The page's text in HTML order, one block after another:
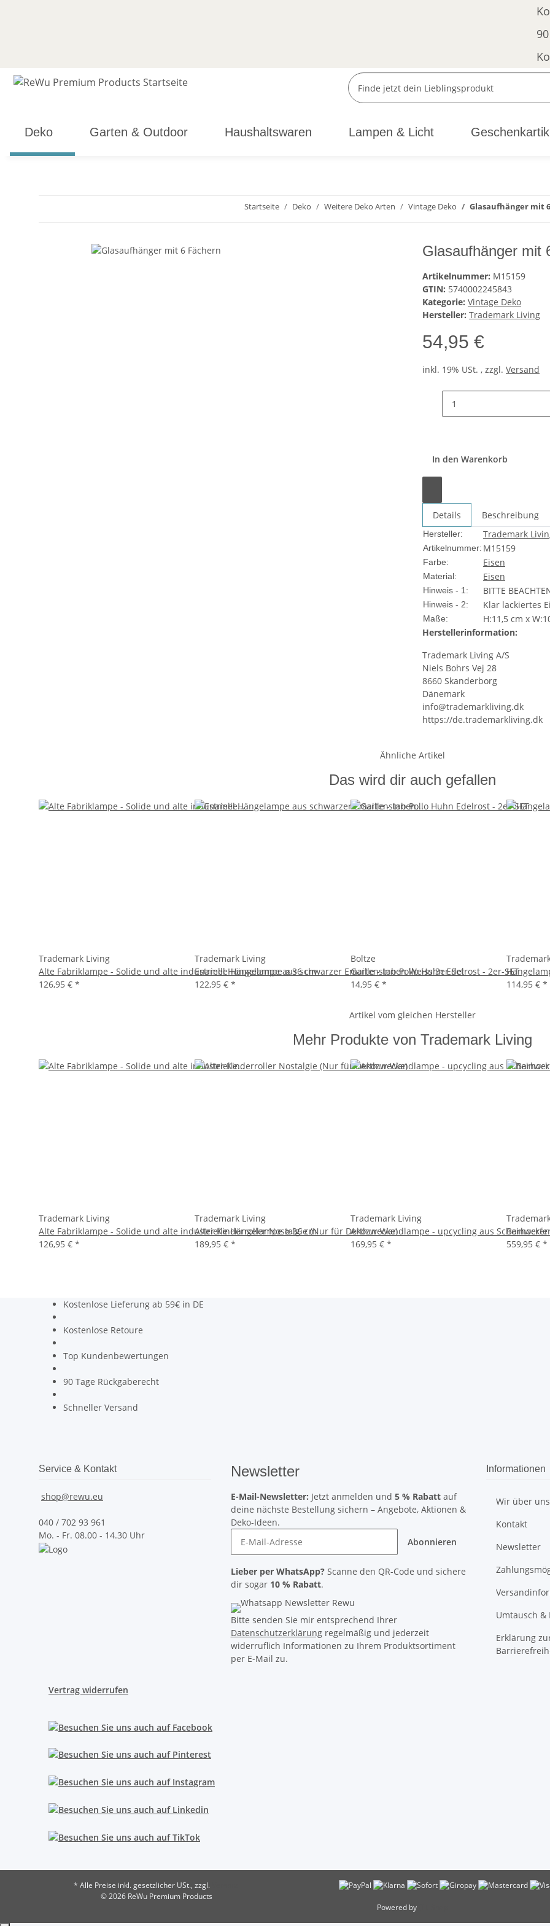
Deko Garten & Outdoor Haushaltswaren Lampen & Licht
Startseite Deko Weitere Deko Arten Vintage Deko Glasaufhänger mit
Glasaufhänger mit
Artikelnummer: M15159
GTIN: 5740002245843
Kategorie: Vintage Deko
Hersteller: Trademark Living
54,95 €
inkl. 19% USt. , zzgl. Versand
In den Warenkorb
Details Beschreibung
Hersteller: Trademark
Artikelnummer: M15159
Farbe: Eisen
Material: Eisen
Hinweis - 1: BITTE
Hinweis - 2: Klar lackiertes
Maße:
H:11,5 cm x
Herstellerinformation:
Trademark Living A/S
Niels Bohrs Vej 28
8660 Skanderborg
Dänemark
info@trademarkliving.dk
https://de.trademarkliving.dk
Ähnliche Artikel
Das wird dir auch gefallen
Trademark Living
Alte Fabriklampe - Solide und alte industrielle Hängelampe ⌀ 36 cm
126,95 € *
Trademark Living
Enamel Hängelampe aus schwarzer Emaille - Innen Weiss 3er Set
122,95 € *
Boltze
Gartenstab Pollo Huhn Edelrost - 2er-SET
14,95 € *
114,95 € *
Artikel vom gleichen Hersteller
Mehr Produkte von Trademark Living
Trademark Living
Alte Fabriklampe - Solide und alte industrielle Hängelampe ⌀ 36 cm
126,95 € *
Trademark Living
Alter Kinderroller Nostalgie (Nur für Dekozwecke)
189,95 € *
Trademark Living
Arthur Wandlampe - upcycling aus
169,95 € *
559,95 € *
Kostenlose Lieferung ab 59€ in DE
Kostenlose Retoure
Top Kundenbewertungen
90 Tage Rückgaberecht
Schneller Versand
Service & Kontakt
shop@rewu.eu
040 / 702 93 961
Mo. - Fr. 08.00 - 14.30 Uhr
Newsletter
E-Mail-Newsletter: Jetzt anmelden und 5 % Rabattauf
deine nächste Bestellung sichern – Angebote, Aktionen &
Deko-Ideen.
Abonnieren
Lieber per WhatsApp?Scanne den QR-Code und sichere
dir sogar 10 % Rabatt.
Bitte senden Sie mir entsprechend Ihrer
Datenschutzerklärungregelmäßig und jederzeit
widerruflich Informationen zu Ihrem Produktsortiment
per E-Mail zu.
Informationen
Wir über uns
Kontakt
Newsletter
Umtausch &
Erklärung
Vertrag widerrufen
* Alle Preise inkl. gesetzlicher USt., zzgl.
© 2026 ReWu Premium Products
Powered by